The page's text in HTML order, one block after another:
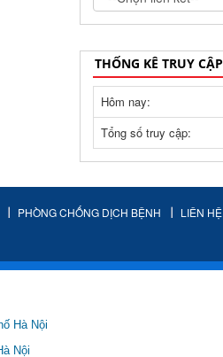
THỐNG KÊ TRUY CẬP
Hôm nay:
Tổng số truy cập:
PHÒNG CHỐNG DỊCH BỆNH LIÊN HỆ
Hà Nội